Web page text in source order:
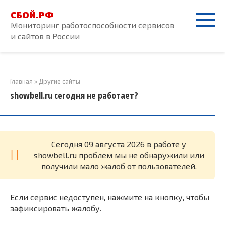
контенту
СБОЙ.РФ
Мониторинг работоспособности сервисов
и сайтов в России
Главная » Другие сайты
showbell.ru сегодня не работает?
Cегодня 09 августа 2026 в работе у
showbell.ru проблем мы не обнаружили или
получили мало жалоб от пользователей.
Если сервис недоступен, нажмите на кнопку, чтобы
зафиксировать жалобу.